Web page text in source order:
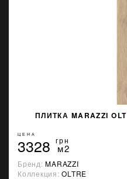
ПЛИТКА MARAZZI
ЦЕНА
3328 грн
м2
Бренд:MARAZZI
Коллекция:OLTRE